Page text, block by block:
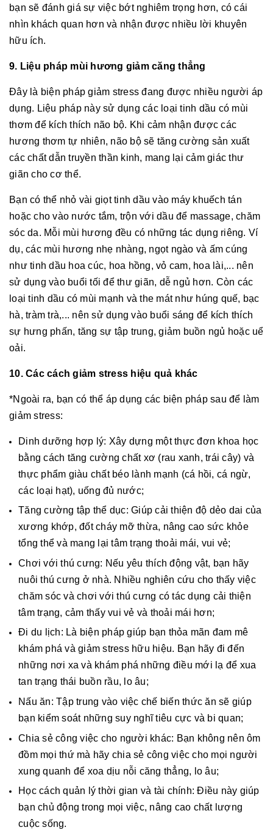
bạn sẽ đánh giá sự việc bớt nghiêm trọng hơn, có cái
nhìn khách quan hơn và nhận được nhiều lời khuyên
hữu ích.
9. Liệu pháp mùi hương giảm căng thẳng
Đây là biện pháp giảm stress đang được nhiều người áp
dụng. Liệu pháp này sử dụng các loại tinh dầu có mùi
thơm để kích thích não bộ. Khi cảm nhận được các
hương thơm tự nhiên, não bộ sẽ tăng cường sản xuất
các chất dẫn truyền thần kinh, mang lại cảm giác thư
giãn cho cơ thể.
Bạn có thể nhỏ vài giọt tinh dầu vào máy khuếch tán
hoặc cho vào nước tắm, trộn với dầu để massage, chăm
sóc da. Mỗi mùi hương đều có những tác dụng riêng. Ví
dụ, các mùi hương nhẹ nhàng, ngọt ngào và ấm cúng
như tinh dầu hoa cúc, hoa hồng, vỏ cam, hoa lài,... nên
sử dụng vào buổi tối để thư giãn, dễ ngủ hơn. Còn các
loại tinh dầu có mùi mạnh và the mát như húng quế, bạc
hà, tràm trà,... nên sử dụng vào buổi sáng để kích thích
sự hưng phấn, tăng sự tập trung, giảm buồn ngủ hoặc uể
oải.
10. Các cách giảm stress hiệu quả khác
*Ngoài ra, bạn có thể áp dụng các biện pháp sau để làm
giảm stress:
Dinh dưỡng hợp lý: Xây dựng một thực đơn khoa học
bằng cách tăng cường chất xơ (rau xanh, trái cây) và
thực phẩm giàu chất béo lành mạnh (cá hồi, cá ngừ,
các loại hạt), uống đủ nước;
Tăng cường tập thể dục: Giúp cải thiện độ dẻo dai của
xương khớp, đốt cháy mỡ thừa, nâng cao sức khỏe
tổng thể và mang lại tâm trạng thoải mái, vui vẻ;
Chơi với thú cưng: Nếu yêu thích động vật, bạn hãy
nuôi thú cưng ở nhà. Nhiều nghiên cứu cho thấy việc
chăm sóc và chơi với thú cưng có tác dụng cải thiện
tâm trạng, cảm thấy vui vẻ và thoải mái hơn;
Đi du lịch: Là biện pháp giúp bạn thỏa mãn đam mê
khám phá và giảm stress hữu hiệu. Bạn hãy đi đến
những nơi xa và khám phá những điều mới lạ để xua
tan trạng thái buồn rầu, lo âu;
Nấu ăn: Tập trung vào việc chế biến thức ăn sẽ giúp
bạn kiểm soát những suy nghĩ tiêu cực và bi quan;
Chia sẻ công việc cho người khác: Bạn không nên ôm
đồm mọi thứ mà hãy chia sẻ công việc cho mọi người
xung quanh để xoa dịu nỗi căng thẳng, lo âu;
Học cách quản lý thời gian và tài chính: Điều này giúp
bạn chủ động trong mọi việc, nâng cao chất lượng
cuộc sống.